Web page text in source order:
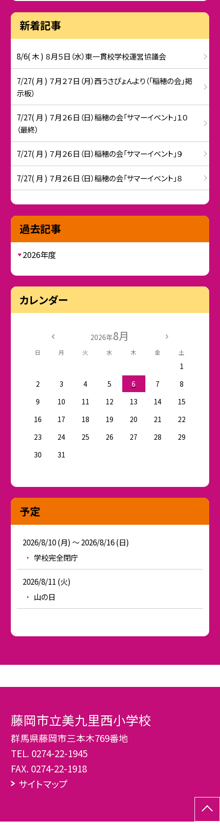
新着記事
8/6( 木 ) ８月５日（水）東一貫校学校運営協議会
7/27( 月 ) ７月２７日（月）西うさぴょんより（「稲穂の会」掲
示板）
7/27( 月 ) ７月２６日（日）稲穂の会「サマーイベント」１０
（最終）
7/27( 月 ) ７月２６日（日）稲穂の会「サマーイベント」９
7/27( 月 ) ７月２６日（日）稲穂の会「サマーイベント」８
過去記事
2026年度
カレンダー
2026年8月
日 月 火 水 木 金 土
1
2
3 4 5 6 7
8
9
10 11 12 13 14
15
16
17 18 19 20 21
22
23
24 25 26 27 28
29
30
31
予定
2026/8/10 (月) ～ 2026/8/16 (日)
学校完全閉庁
2026/8/11 (火)
山の日
藤岡市立美九里西小学校
群馬県藤岡市三本木769番地
TEL. 0274-22-1945
FAX. 0274-22-1918
サイトマップ